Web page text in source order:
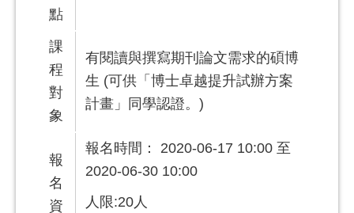
點
課
程
對
象
有閱讀與撰寫期刊論文需求的碩博
生 (可供「博士卓越提升試辦方案
計畫」同學認證。)
報
名
資
報名時間： 2020-06-17 10:00 至
2020-06-30 10:00
人限:20人